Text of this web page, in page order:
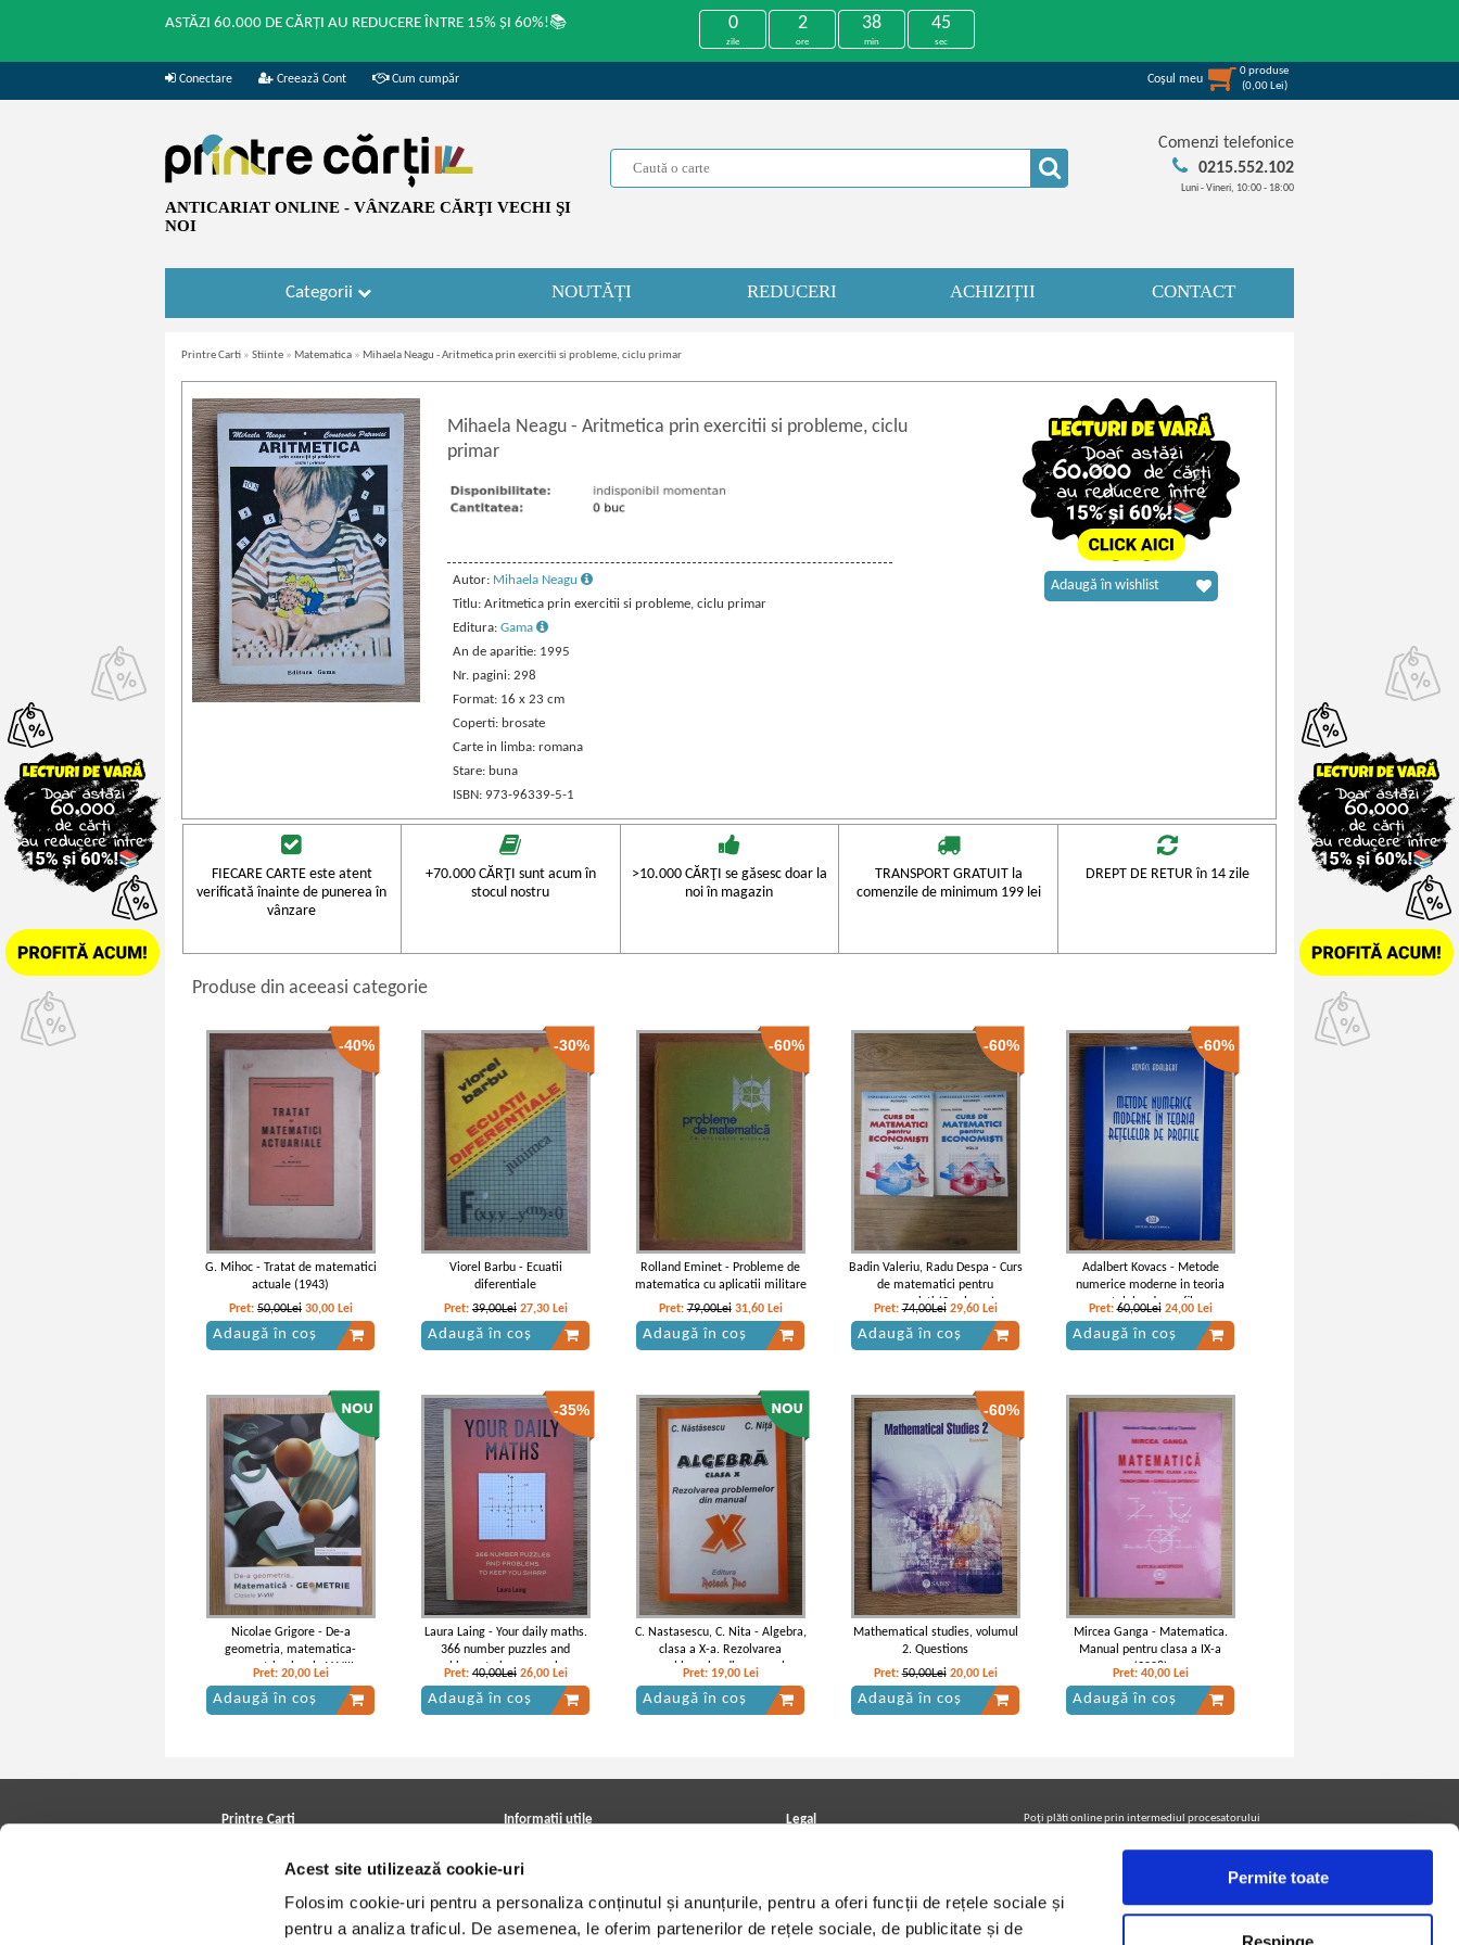
Acest site utilizează cookie-uri
Folosim cookie-uri pentru a personaliza conținutul și anunțurile, pentru a oferi funcții de rețele sociale și
pentru a analiza traficul. De asemenea, le oferim partenerilor de rețele sociale, de publicitate și de
Permite toate
Respinge
ASTĂZI 60.000 DE CĂRȚI AU REDUCERE ÎNTRE 15% ȘI 60%!📚 0
zile
2
ore
38
min
45
sec
Conectare Creează Cont Cum cumpăr Coşul meu
0produse
(0,00 Lei)
ANTICARIAT ONLINE - VÂNZARE CĂRŢI VECHI ŞI
NOI
Comenzi telefonice
0215.552.102
Luni - Vineri, 10:00 - 18:00
Categorii NOUTĂȚI REDUCERI ACHIZIȚII CONTACT
Printre Carti » Stiinte » Matematica » Mihaela Neagu - Aritmetica prin exercitii si probleme, ciclu primar
Mihaela Neagu - Aritmetica prin exercitii si probleme, ciclu
primar
Autor: Mihaela Neagu
Titlu: Aritmetica prin exercitii si probleme, ciclu primar
Editura: Gama
An de aparitie: 1995
Nr. pagini: 298
Format: 16 x 23 cm
Coperti: brosate
Carte in limba: romana
Stare: buna
ISBN: 973-96339-5-1
Adaugă în wishlist
FIECARE CARTE este atent
verificată înainte de punerea în
vânzare
+70.000 CĂRŢI sunt acum în
stocul nostru
>10.000 CĂRŢI se găsesc doar la
noi în magazin
TRANSPORT GRATUIT la
comenzile de minimum 199 lei
DREPT DE RETUR în 14 zile
Produse din aceeasi categorie
-40%
G. Mihoc - Tratat de matematici
actuale (1943)
Pret: 50,00Lei 30,00 Lei
Adaugă în coș
-30%
Viorel Barbu - Ecuatii
diferentiale
Pret:39,00Lei 27,30 Lei
Adaugă în coș
-60%
Rolland Eminet - Probleme de
matematica cu aplicatii militare
Pret:79,00Lei 31,60 Lei
Adaugă în coș
-60%
Badin Valeriu, Radu Despa - Curs
de matematici pentru
economisti (2 volume)
Pret:74,00Lei 29,60 Lei
Adaugă în coș
-60%
Adalbert Kovacs - Metode
numerice moderne in teoria
retelelor de profile
Pret:60,00Lei 24,00 Lei
Adaugă în coș
Nicolae Grigore - De-a
geometria, matematica-
geometrie clasele V-VIII
Pret: 20,00 Lei
Adaugă în coș
-35%
Laura Laing - Your daily maths.
366 number puzzles and
problems to keep you sharp
Pret:40,00Lei 26,00 Lei
Adaugă în coș
C. Nastasescu, C. Nita - Algebra,
clasa a X-a. Rezolvarea
problemelor din manual
Pret: 19,00 Lei
Adaugă în coș
-60%
Mathematical studies, volumul
2. Questions
Pret:50,00Lei 20,00 Lei
Adaugă în coș
Mircea Ganga - Matematica.
Manual pentru clasa a IX-a
(2008)
Pret: 40,00 Lei
Adaugă în coș
Printre Carti
Cele mai căutate cărți
Informatii utile
Achizitii viniluri, casete, CD/DVD
Cum cumpar?
Politica de livrare
Retur comenzi
Legal
Termeni si conditii
Utilizare cookie-uri
Poţi plăti online prin intermediul procesatorului
Urmăreşte-ne pe facebook pentru a fi la curent cu